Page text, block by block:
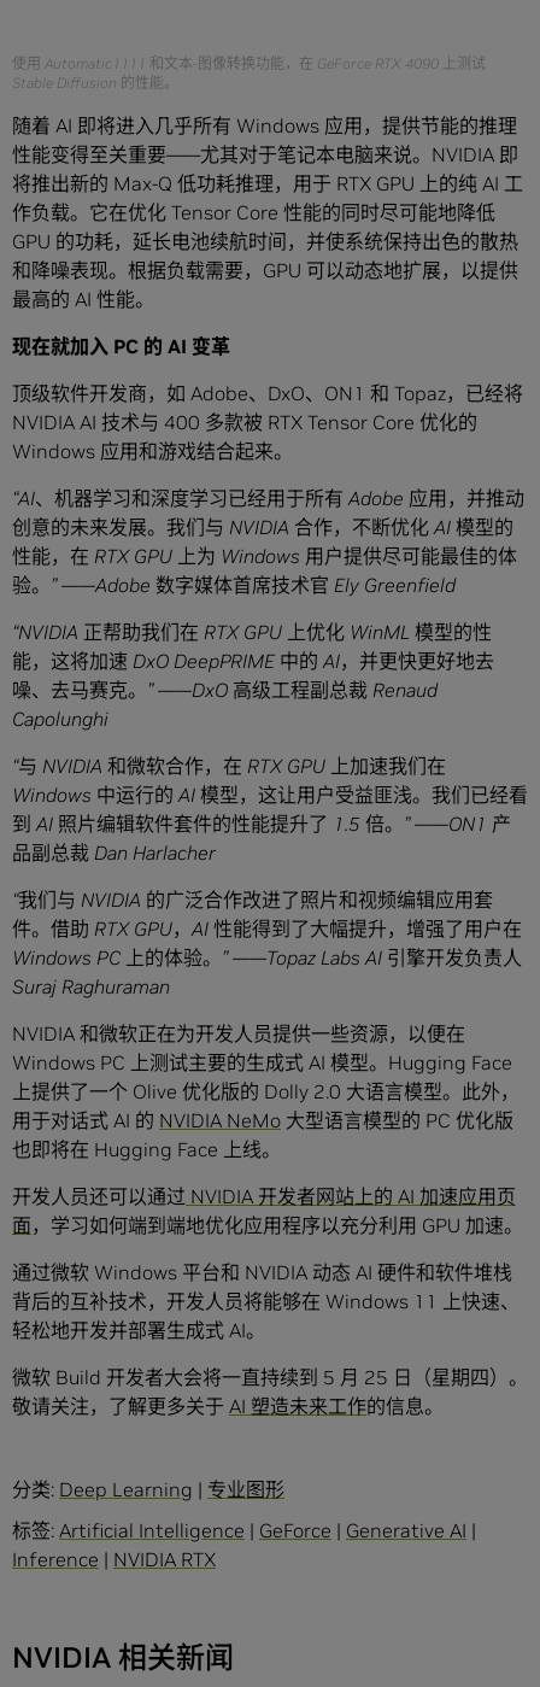
使用 Automatic1111 和文本-图像转换功能，在 GeForce RTX 4090 上测试
Stable Diffusion 的性能。
随着 AI 即将进入几乎所有 Windows 应用，提供节能的推理
性能变得至关重要——尤其对于笔记本电脑来说。NVIDIA 即
将推出新的 Max-Q 低功耗推理，用于 RTX GPU 上的纯 AI 工
作负载。它在优化 Tensor Core 性能的同时尽可能地降低
GPU 的功耗，延长电池续航时间，并使系统保持出色的散热
和降噪表现。根据负载需要，GPU 可以动态地扩展，以提供
最高的 AI 性能。
现在就加入 PC 的 AI 变革
顶级软件开发商，如 Adobe、DxO、ON1 和 Topaz，已经将
NVIDIA AI 技术与 400 多款被 RTX Tensor Core 优化的
Windows 应用和游戏结合起来。
“AI、机器学习和深度学习已经用于所有 Adobe 应用，并推动
创意的未来发展。我们与 NVIDIA 合作，不断优化AI 模型的
性能，在 RTX GPU 上为 Windows 用户提供尽可能最佳的体
验。 ” ——Adobe 数字媒体首席技术官 Ely Greenfield
“NVIDIA 正帮助我们在 RTX GPU 上优化 WinML 模型的性
能，这将加速 DxO DeepPRIME 中的 AI，并更快更好地去
噪、去马赛克。 ” ——DxO 高级工程副总裁 Renaud
Capolunghi
“与 NVIDIA 和微软合作，在 RTX GPU 上加速我们在
Windows 中运行的 AI 模型，这让用户受益匪浅。我们已经看
到 AI 照片编辑软件套件的性能提升了 1.5 倍。 ” ——ON1 产
品副总裁 Dan Harlacher
“我们与 NVIDIA 的广泛合作改进了照片和视频编辑应用套
件。借助 RTX GPU，AI 性能得到了大幅提升，增强了用户在
Windows PC 上的体验。 ” ——Topaz Labs AI 引擎开发负责人
Suraj Raghuraman
NVIDIA 和微软正在为开发人员提供一些资源，以便在
Windows PC 上测试主要的生成式 AI 模型。Hugging Face
上提供了一个 Olive 优化版的 Dolly 2.0 大语言模型。此外，
用于对话式 AI 的 NVIDIA NeMo 大型语言模型的 PC 优化版
也即将在 Hugging Face 上线。
开发人员还可以通过 NVIDIA 开发者网站上的 AI 加速应用页
面，学习如何端到端地优化应用程序以充分利用 GPU 加速。
通过微软 Windows 平台和 NVIDIA 动态 AI 硬件和软件堆栈
背后的互补技术，开发人员将能够在 Windows 11 上快速、
轻松地开发并部署生成式 AI。
微软 Build 开发者大会将一直持续到 5 月 25 日（星期四）。
敬请关注，了解更多关于 AI 塑造未来工作的信息。
分类: Deep Learning | 专业图形
标签: Artificial Intelligence | GeForce | Generative AI |
Inference | NVIDIA RTX
NVIDIA 相关新闻